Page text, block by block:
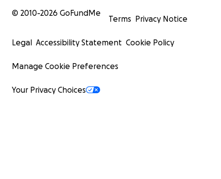
© 2010-2026 GoFundMe
Terms Privacy Notice
Legal Accessibility Statement Cookie Policy
Manage Cookie Preferences
Your Privacy Choices